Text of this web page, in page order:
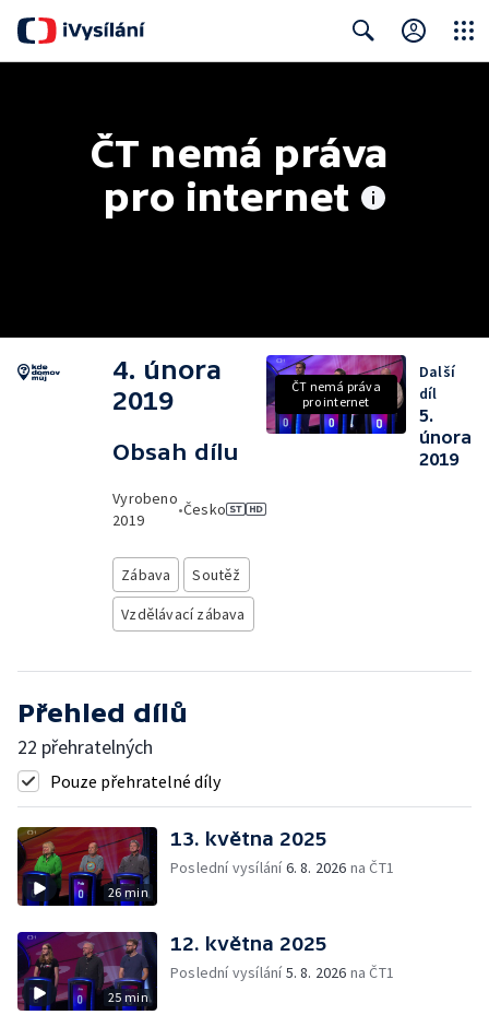
ČT nemá práva
pro internet
4. února
2019
Obsah dílu
Vyrobeno
2019
•Česko
Zábava
Soutěž
Vzdělávací zábava
ČT nemá práva
pro internet
Další
díl
5.
února
2019
Přehled dílů
22 přehratelných
Pouze přehratelné díly
26 min
13. května 2025
Poslední vysílání6. 8. 2026 na ČT1
25 min
12. května 2025
Poslední vysílání5. 8. 2026 na ČT1